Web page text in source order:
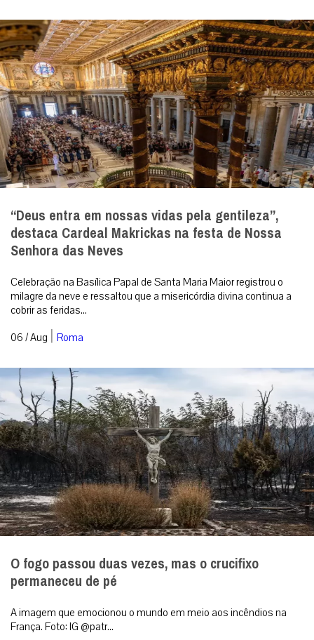
“Deus entra em nossas vidas pela gentileza”,
destaca Cardeal Makrickas na festa de Nossa
Senhora das Neves
Celebração na Basílica Papal de Santa Maria Maior registrou o
milagre da neve e ressaltou que a misericórdia divina continua a
cobrir as feridas...
06 / Aug | Roma
O fogo passou duas vezes, mas o crucifixo
permaneceu de pé
A imagem que emocionou o mundo em meio aos incêndios na
França. Foto: IG @patr...